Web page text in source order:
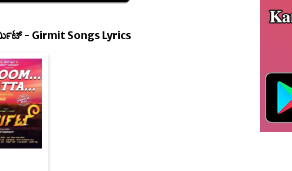
- Girmit Songs Lyrics